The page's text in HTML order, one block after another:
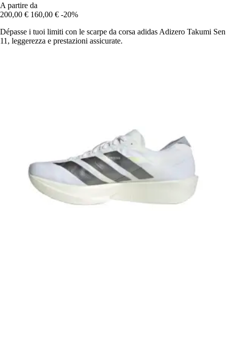
A partire da
200,00 € 160,00 € -20%
Dépasse i tuoi limiti con le scarpe da corsa adidas Adizero Takumi Sen
11, leggerezza e prestazioni assicurate.